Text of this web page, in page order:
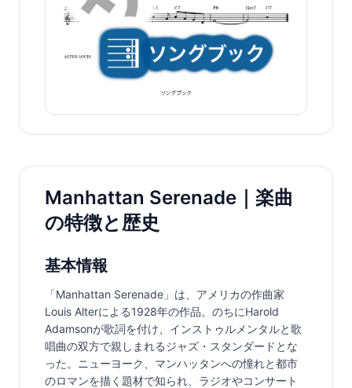
Manhattan Serenade｜楽曲
の特徴と歴史
基本情報
「Manhattan Serenade」は、アメリカの作曲家
Louis Alterによる1928年の作品。のちにHarold
Adamsonが歌詞を付け、インストゥルメンタルと歌
唱曲の双方で親しまれるジャズ・スタンダードとな
った。ニューヨーク、マンハッタンへの憧れと都市
のロマンを描く題材で知られ、ラジオやコンサート